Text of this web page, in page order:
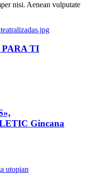
nisi. Aenean vulputate
PARA TI
Gincana